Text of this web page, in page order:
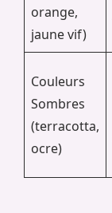
orange,
jaune vif)
Couleurs
Sombres
(terracotta,
ocre)